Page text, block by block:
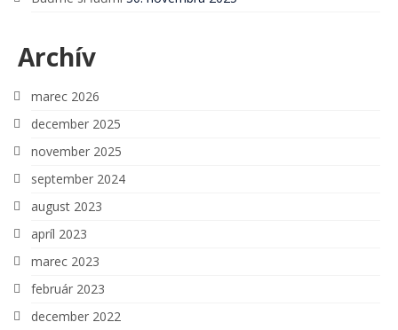
Archív
marec 2026
december 2025
november 2025
september 2024
august 2023
apríl 2023
marec 2023
február 2023
december 2022